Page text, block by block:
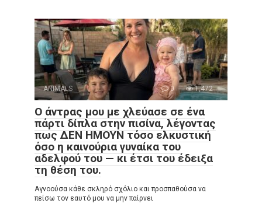
ANIMALS 0 1,472
Ο άντρας μου με χλεύασε σε ένα
πάρτι δίπλα στην πισίνα, λέγοντας
πως ΔΕΝ ΗΜΟΥΝ τόσο ελκυστική
όσο η καινούρια γυναίκα του
αδελφού του — κι έτσι του έδειξα
τη θέση του.
Αγνοούσα κάθε σκληρό σχόλιο και προσπαθούσα να
πείσω τον εαυτό μου να μην παίρνει